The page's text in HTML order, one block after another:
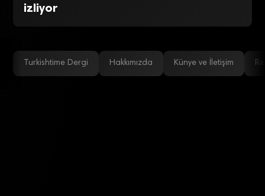
izliyor
Turkishtime Dergi Hakkımızda Künye ve İletişim